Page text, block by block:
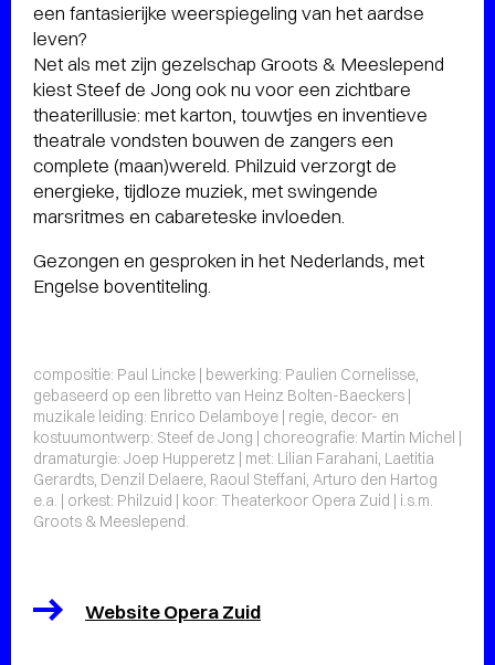
een fantasierijke weerspiegeling van het aardse
leven?
Net als met zijn gezelschap Groots & Meeslepend
kiest Steef de Jong ook nu voor een zichtbare
theaterillusie: met karton, touwtjes en inventieve
theatrale vondsten bouwen de zangers een
complete (maan)wereld. Philzuid verzorgt de
energieke, tijdloze muziek, met swingende
marsritmes en cabareteske invloeden.
Gezongen en gesproken in het Nederlands, met
Engelse boventiteling.
compositie: Paul Lincke | bewerking: Paulien Cornelisse,
gebaseerd op een libretto van Heinz Bolten-Baeckers |
muzikale leiding: Enrico Delamboye | regie, decor- en
kostuumontwerp: Steef de Jong | choreografie: Martin Michel |
dramaturgie: Joep Hupperetz | met: Lilian Farahani, Laetitia
Gerardts, Denzil Delaere, Raoul Steffani, Arturo den Hartog
e.a. | orkest: Philzuid | koor: Theaterkoor Opera Zuid | i.s.m.
Groots & Meeslepend.
Website Opera Zuid